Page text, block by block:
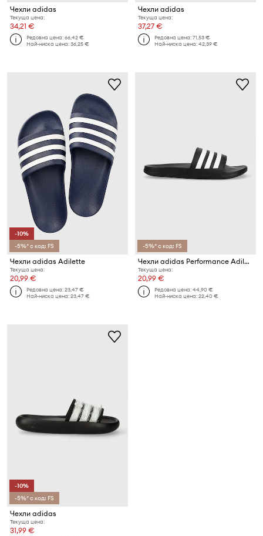
Чехли adidas
Текуща цена:
34,21 €
Редовна цена:66,42 €
Най-ниска цена:36,25 €
Чехли adidas
Текуща цена:
37,27 €
Редовна цена:71,53 €
Най-ниска цена:42,39 €
-10%
-5%* с код: FS
Чехли adidas Adilette
Текуща цена:
20,99 €
Редовна цена:23,47 €
Най-ниска цена:23,47 €
-5%* с код: FS
Чехли adidas Performance Adilette
Текуща цена:
20,99 €
Редовна цена:44,90 €
Най-ниска цена:22,40 €
-10%
-5%* с код: FS
Чехли adidas
Текуща цена:
31,99 €